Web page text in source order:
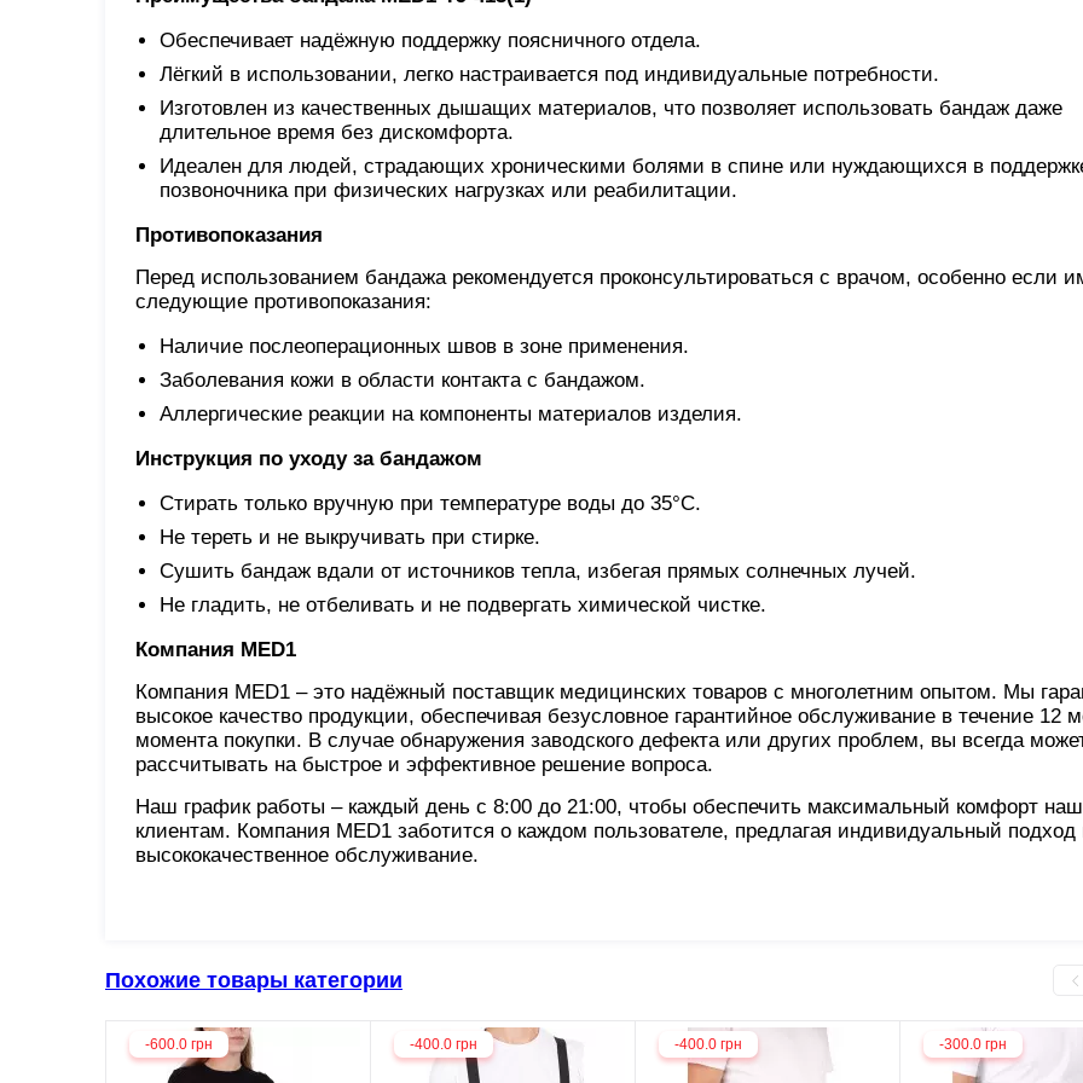
Обеспечивает надёжную поддержку поясничного отдела.
Лёгкий в использовании, легко настраивается под индивидуальные потребности.
Изготовлен из качественных дышащих материалов, что позволяет использовать бандаж даже
длительное время без дискомфорта.
Идеален для людей, страдающих хроническими болями в спине или нуждающихся в
позвоночника при физических нагрузках или реабилитации.
Противопоказания
Перед использованием бандажа рекомендуется проконсультироваться с врачом, особенно если
следующие противопоказания:
Наличие послеоперационных швов в зоне применения.
Заболевания кожи в области контакта с бандажом.
Аллергические реакции на компоненты материалов изделия.
Инструкция по уходу за бандажом
Стирать только вручную при температуре воды до 35°C.
Не тереть и не выкручивать при стирке.
Сушить бандаж вдали от источников тепла, избегая прямых солнечных лучей.
Не гладить, не отбеливать и не подвергать химической чистке.
Компания MED1
Компания MED1 – это надёжный поставщик медицинских товаров с многолетним опытом. Мы
высокое качество продукции, обеспечивая безусловное гарантийное обслуживание в течение 12
момента покупки. В случае обнаружения заводского дефекта или других проблем, вы всегда
рассчитывать на быстрое и эффективное решение вопроса.
Наш график работы – каждый день с 8:00 до 21:00, чтобы обеспечить максимальный комфорт
клиентам. Компания MED1 заботится о каждом пользователе, предлагая индивидуальный подход
высококачественное обслуживание.
Похожие товары категории
-600.0 грн -400.0 грн -400.0 грн -300.0 грн